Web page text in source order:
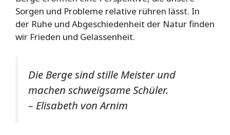
Sorgen und Probleme relative rühren lässt. In
der Ruhe und Abgeschiedenheit der Natur finden
wir Frieden und Gelassenheit.
Die Berge sind stille Meister und
machen schweigsame Schüler.
– Elisabeth von Arnim